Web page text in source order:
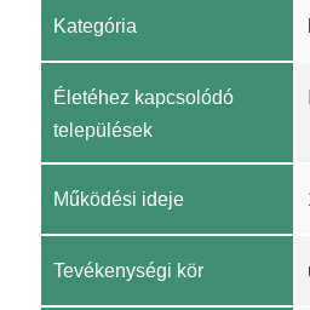
Kategória
Életéhez kapcsolódó
települések
Működési ideje
Tevékenységi kör